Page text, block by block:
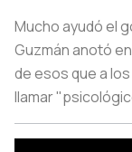
Mucho ayudó el
Guzmán anotó
de esos que a
llamar